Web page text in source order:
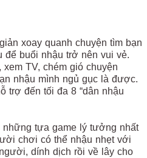
xoay quanh chuyện tìm bạn
buổi nhậu trở nên vui vẻ.
TV, chém gió chuyện
nhậu mình ngủ gục là được.
trợ đến tối đa 8 “dân nhậu
tựa game lý tưởng nhất
chơi có thể nhậu nhẹt với
dính dịch rồi về lây cho